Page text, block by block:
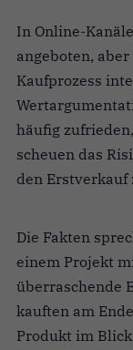
In Online-
angeboten,
Kaufprozess
häufig
scheuen das
den Erstverkauf
Die Fakten
einem Projekt
überraschende
kauften am
Produkt im